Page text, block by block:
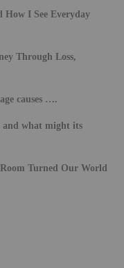
I See Everyday
Through Loss,
causes ….
and what might its
Turned Our World